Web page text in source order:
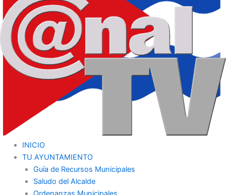
INICIO
TU AYUNTAMIENTO
Guía de Recursos Municipales
Saludo del Alcalde